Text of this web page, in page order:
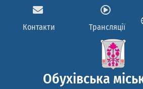
Контакти Трансляції
Обухівська